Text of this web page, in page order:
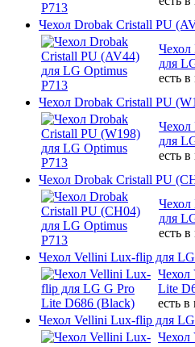
Чехол Drobak Cristall PU
Чехол
для
есть
Чехол Drobak Cristall PU
Чехол
для
есть
Чехол Drobak Cristall PU
Чехол
для
есть
Чехол Vellini Lux-flip для
Чехол
Lite
есть
Чехол Vellini Lux-flip для
Чехол